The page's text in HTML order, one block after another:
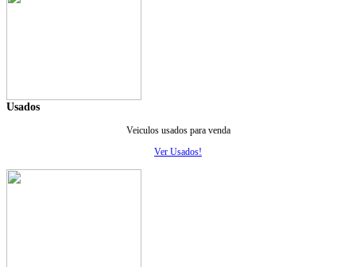
Usados
Veiculos usados para venda
Ver Usados!